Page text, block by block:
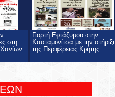
στη
Γιορτή Εφτάζυμου στην
Κασταμονίτσα με την
της Περιφέρειας Κρήτης